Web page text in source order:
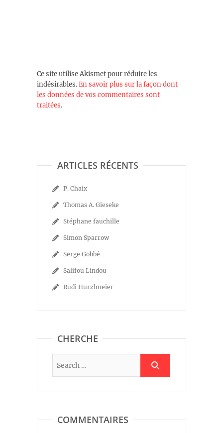
Ce site utilise Akismet pour réduire les
indésirables.En savoir plus sur la façon dont
les données de vos commentaires sont
traitées.
ARTICLES RÉCENTS
P. Chaix
Thomas A. Gieseke
Stéphane fauchille
Simon Sparrow
Serge Gobbé
Salifou Lindou
Rudi Hurzlmeier
CHERCHE
COMMENTAIRES